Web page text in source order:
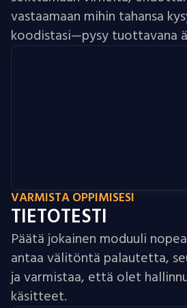
vastaamaan mihin tahansa
koodistasi—pysy tuottavana
VARMISTA OPPIMISESI
TIETOTESTI
Päätä jokainen moduuli
antaa välitöntä palautetta,
ja varmistaa, että olet
käsitteet.